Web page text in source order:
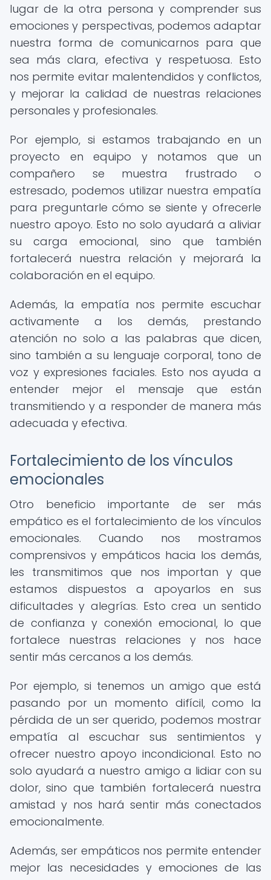
lugar de la otra persona y comprender sus
emociones y perspectivas, podemos adaptar
nuestra forma de comunicarnos para que
sea más clara, efectiva y respetuosa. Esto
nos permite evitar malentendidos y conflictos,
y mejorar la calidad de nuestras relaciones
personales y profesionales.
Por ejemplo, si estamos trabajando en un
proyecto en equipo y notamos que un
compañero se muestra frustrado o
estresado, podemos utilizar nuestra empatía
para preguntarle cómo se siente y ofrecerle
nuestro apoyo. Esto no solo ayudará a aliviar
su carga emocional, sino que también
fortalecerá nuestra relación y mejorará la
colaboración en el equipo.
Además, la empatía nos permite escuchar
activamente a los demás, prestando
atención no solo a las palabras que dicen,
sino también a su lenguaje corporal, tono de
voz y expresiones faciales. Esto nos ayuda a
entender mejor el mensaje que están
transmitiendo y a responder de manera más
adecuada y efectiva.
Fortalecimiento de los vínculos
emocionales
Otro beneficio importante de ser más
empático es el fortalecimiento de los vínculos
emocionales. Cuando nos mostramos
comprensivos y empáticos hacia los demás,
les transmitimos que nos importan y que
estamos dispuestos a apoyarlos en sus
dificultades y alegrías. Esto crea un sentido
de confianza y conexión emocional, lo que
fortalece nuestras relaciones y nos hace
sentir más cercanos a los demás.
Por ejemplo, si tenemos un amigo que está
pasando por un momento difícil, como la
pérdida de un ser querido, podemos mostrar
empatía al escuchar sus sentimientos y
ofrecer nuestro apoyo incondicional. Esto no
solo ayudará a nuestro amigo a lidiar con su
dolor, sino que también fortalecerá nuestra
amistad y nos hará sentir más conectados
emocionalmente.
Además, ser empáticos nos permite entender
mejor las necesidades y emociones de las